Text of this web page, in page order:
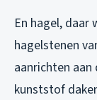
En hagel,
hagelstenen
aanrichten
kunststof